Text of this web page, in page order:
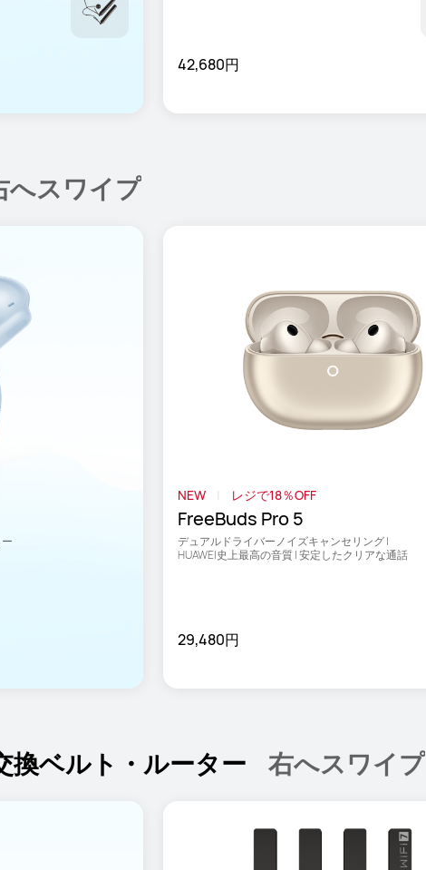
42,680円
へスワイプ
NEW レジで18％OFF
FreeBuds Pro 5
デュアルドライバーノイズキャンセリング |
HUAWEI史上最高の音質 | 安定したクリアな通話
29,480円
換ベルト・ルーター 右へスワイプ